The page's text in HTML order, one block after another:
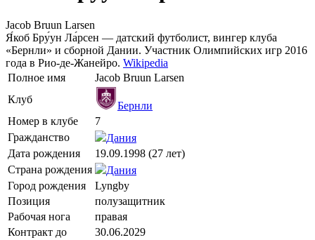
Jacob Bruun Larsen
Я́коб Бру́ун Ла́рсен — датский футболист, вингер клуба
«Бернли» и сборной Дании. Участник Олимпийских игр 2016
года в Рио-де-Жанейро. Wikipedia
Полное имя
Jacob Bruun Larsen
Клуб
Бернли
Номер в клубе
7
Гражданство
Дания
Дата рождения
19.09.1998 (27 лет)
Страна рождения
Дания
Город рождения
Lyngby
Позиция
полузащитник
Рабочая нога
правая
Контракт до
30.06.2029